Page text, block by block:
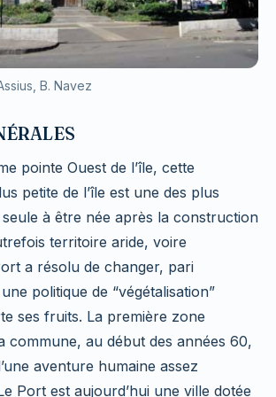
B. Navez
pointe Ouest de l’île, cette
petite de l’île est une des plus
seule à être née après la construction
territoire aride, voire
a résolu de changer, pari
politique de “végétalisation”
ses fruits. La première zone
commune, au début des années 60,
aventure humaine assez
Port est aujourd’hui une ville dotée